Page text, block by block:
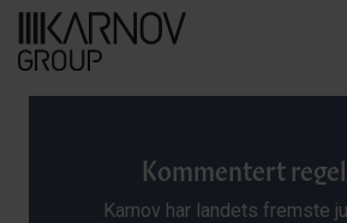
Kommentert
Karnov har landets fremste